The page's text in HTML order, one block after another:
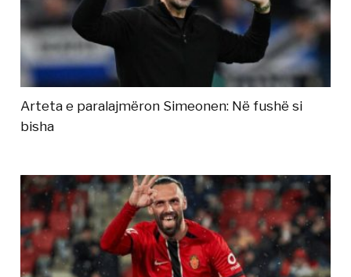
Arteta e paralajmëron Simeonen: Në fushë si
bisha